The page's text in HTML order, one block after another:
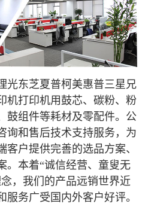
光东芝夏普柯美惠普三星兄
机打印机用鼓芯、碳粉、粉
鼓组件等耗材及零配件。公
询和售后技术支持服务，为
客户提供完善的选品方案、
。本着“诚信经营、童叟无
，我们的产品远销世界近
服务广受国内外客户好评。